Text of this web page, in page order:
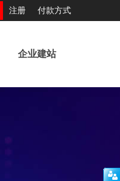
注册 付款方式
企业建站